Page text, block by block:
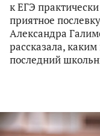
к ЕГЭ
приятное
Александра
рассказала,
последний